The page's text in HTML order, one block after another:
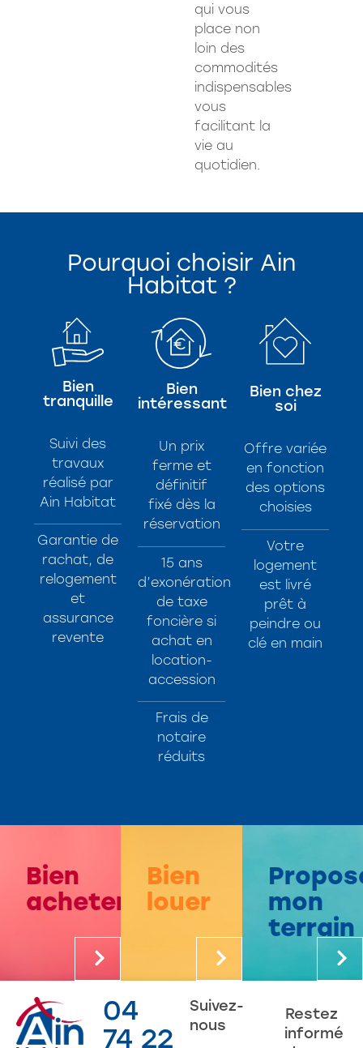
qui vous
place non
loin des
commodités
indispensables
vous
facilitant la
vie au
quotidien.
Pourquoi choisir Ain
Habitat ?
Bien
tranquille
Suivi des
travaux
réalisé par
Ain Habitat
Garantie de
rachat, de
relogement
et
assurance
revente
Bien
intéressant
Un prix
ferme et
définitif
fixé dès la
réservation
15 ans
d’exonération
de taxe
foncière si
achat en
location-
accession
Frais de
notaire
réduits
Bien chez
soi
Offre variée
en fonction
des options
choisies
Votre
logement
est livré
prêt à
peindre ou
clé en main
Bien
acheter
Bien
louer
mon
terrain
04
74 22
Suivez-
nous
Restez
informé